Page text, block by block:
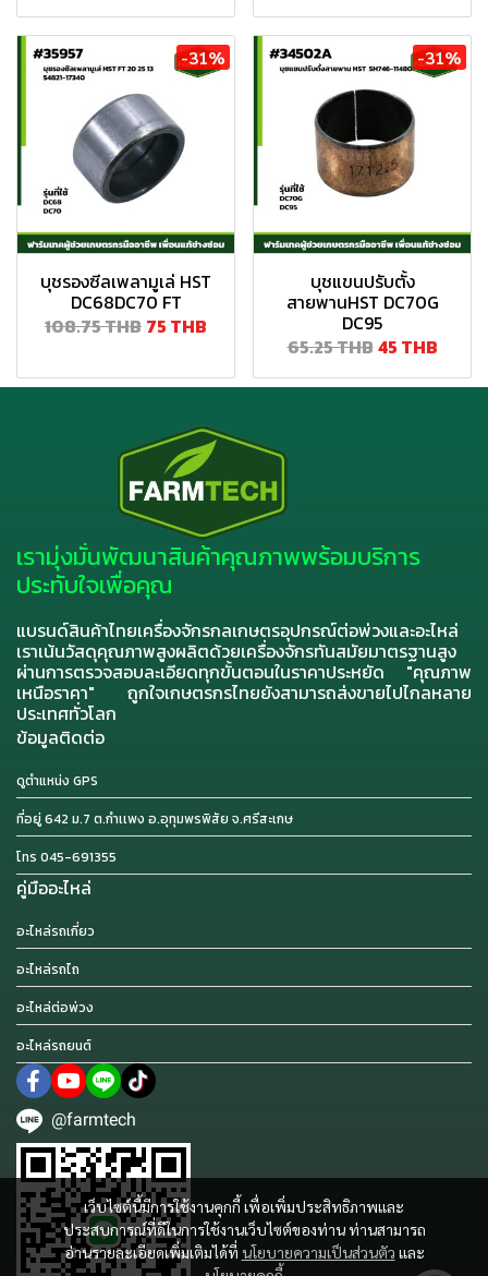
-31%
บุชรองซีลเพลามูเล่ HST
DC68DC70 FT
108.75 THB 75 THB
-31%
บุชแขนปรับตั้ง
สายพานHST DC70G
DC95
65.25 THB45 THB
เว็บไซต์นี้มีการใช้งานคุกกี้ เพื่อเพิ่มประสิทธิภาพและ
ประสบการณ์ที่ดีในการใช้งานเว็บไซต์ของท่าน ท่านสามารถ
อ่านรายละเอียดเพิ่มเติมได้ที่ นโยบายความเป็นส่วนตัว และ
เรามุ่งมั่นพัฒนาสินค้าคุณภาพพร้อมบริการ
ประทับใจเพื่อคุณ
แบรนด์สินค้าไทยเครื่องจักรกลเกษตรอุปกรณ์ต่อพ่วงและอะไหล่
เราเน้นวัสดุคุณภาพสูงผลิตด้วยเครื่องจักรทันสมัยมาตรฐานสูง
ผ่านการตรวจสอบละเอียดทุกขั้นตอนในราคาประหยัด "คุณภาพ
เหนือราคา" ถูกใจเกษตรกรไทยยังสามารถส่งขายไปไกลหลาย
ประเทศทั่วโลก
ข้อมูลติดต่อ
ดูตำแหน่ง GPS
ที่อยู่ 642 ม.7 ต.กำเเพง อ.อุทุมพรพิสัย จ.ศรีสะเกษ
โทร 045-691355
คู่มืออะไหล่
อะไหล่รถเกี่ยว
อะไหล่รถไถ
อะไหล่ต่อพ่วง
อะไหล่รถยนต์
@farmtech